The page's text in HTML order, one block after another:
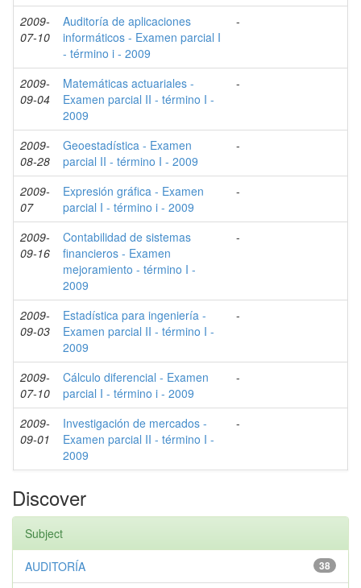
2009-
07-10
Auditoría de aplicaciones
informáticos - Examen parcial I
- término i - 2009
-
2009-
09-04
Matemáticas actuariales -
Examen parcial II - término I -
2009
-
2009-
08-28
Geoestadística - Examen
parcial II - término I - 2009
-
2009-
07
Expresión gráfica - Examen
parcial I - término i - 2009
-
2009-
09-16
Contabilidad de sistemas
financieros - Examen
mejoramiento - término I -
2009
-
2009-
09-03
Estadística para ingeniería -
Examen parcial II - término I -
2009
-
2009-
07-10
Cálculo diferencial - Examen
parcial I - término i - 2009
-
2009-
09-01
Investigación de mercados -
Examen parcial II - término I -
2009
-
Discover
Subject
38
AUDITORÍA